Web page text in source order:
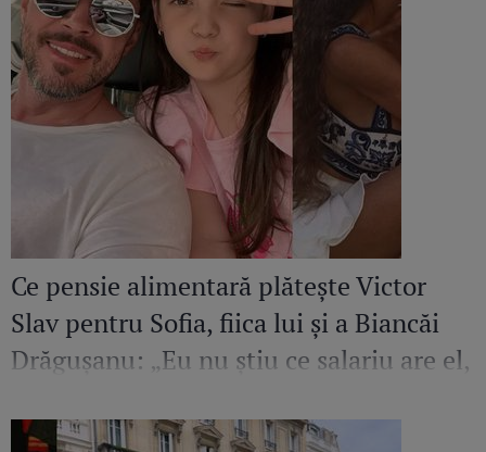
Ce pensie alimentară plătește Victor
Slav pentru Sofia, fiica lui și a Biancăi
Drăgușanu: „Eu nu știu ce salariu are el,
pentru copilul lui”